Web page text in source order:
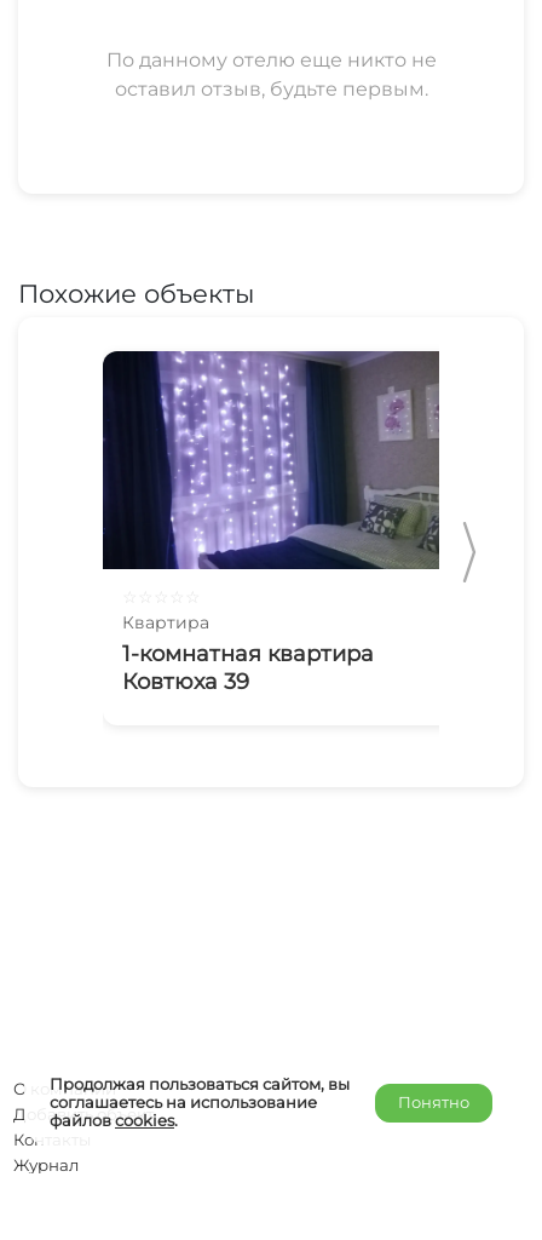
По данному отелю еще никто не
оставил отзыв, будьте первым.
Похожие объекты
Квартира
1-комнатная квартира
Ковтюха 39
Продолжая пользоваться сайтом, вы
соглашаетесь на использование
файловcookies.
Понятно
О компании
Добавить объект
Контакты
Журнал